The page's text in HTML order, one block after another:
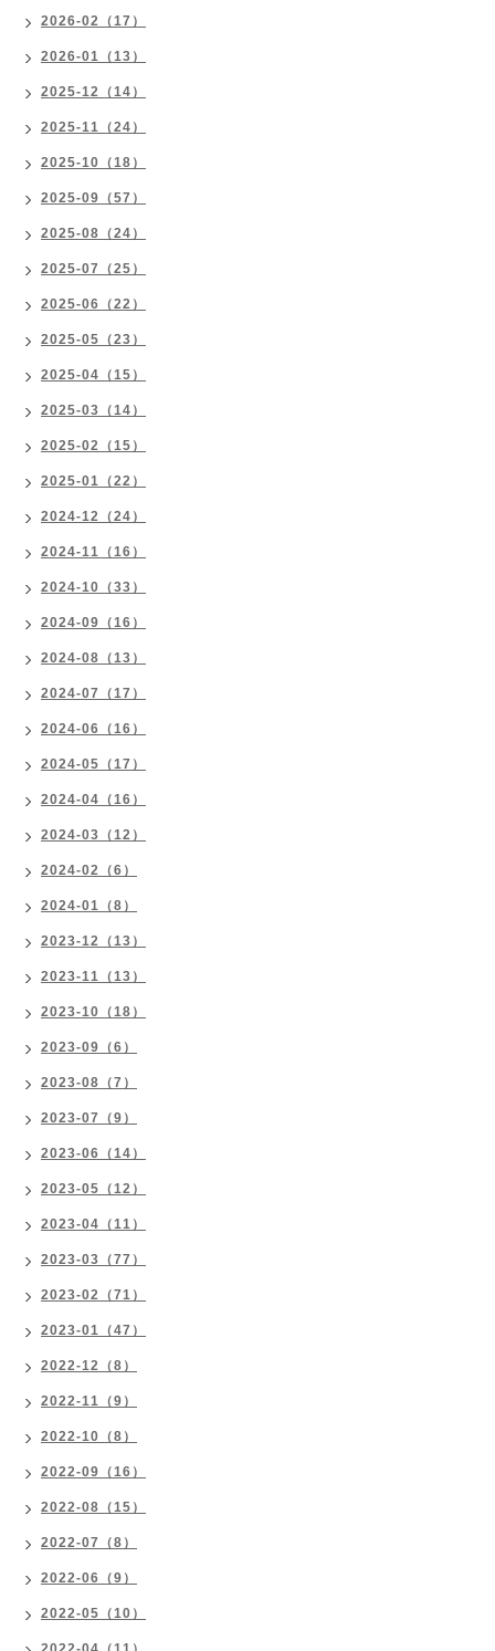
2026-02（17）
2026-01（13）
2025-12（14）
2025-11（24）
2025-10（18）
2025-09（57）
2025-08（24）
2025-07（25）
2025-06（22）
2025-05（23）
2025-04（15）
2025-03（14）
2025-02（15）
2025-01（22）
2024-12（24）
2024-11（16）
2024-10（33）
2024-09（16）
2024-08（13）
2024-07（17）
2024-06（16）
2024-05（17）
2024-04（16）
2024-03（12）
2024-02（6）
2024-01（8）
2023-12（13）
2023-11（13）
2023-10（18）
2023-09（6）
2023-08（7）
2023-07（9）
2023-06（14）
2023-05（12）
2023-04（11）
2023-03（77）
2023-02（71）
2023-01（47）
2022-12（8）
2022-11（9）
2022-10（8）
2022-09（16）
2022-08（15）
2022-07（8）
2022-06（9）
2022-05（10）